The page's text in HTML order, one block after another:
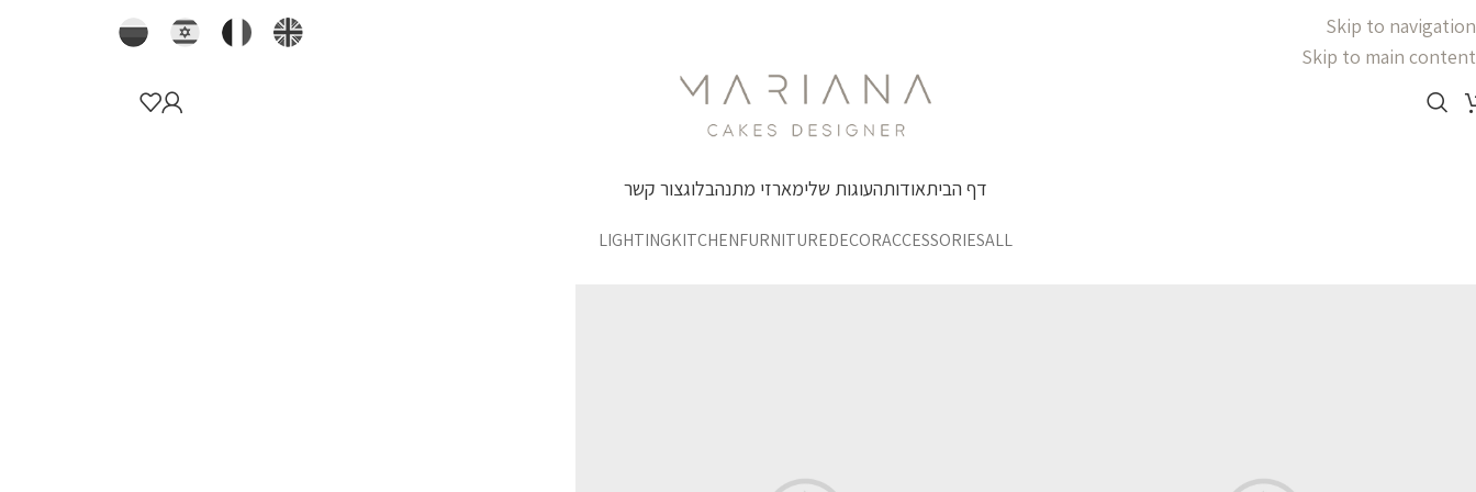
Skip to navigation
Skip to main content
דף הביתאודותהעוגות שלימארזי מתנהבלוגצור קשר
ALL
ACCESSORIES
DECOR
FURNITURE
KITCHEN
LIGHTING